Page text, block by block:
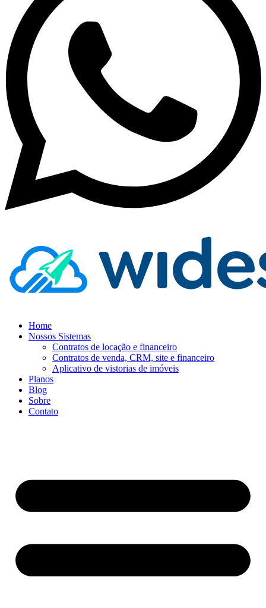
Home
Nossos Sistemas
Contratos de locação e financeiro
Contratos de venda, CRM, site e financeiro
Aplicativo de vistorias de imóveis
Planos
Blog
Sobre
Contato